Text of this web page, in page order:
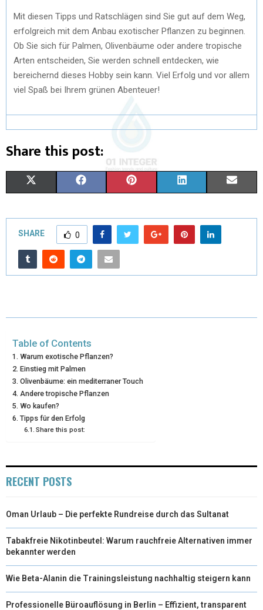
Mit diesen Tipps und Ratschlägen sind Sie gut auf dem Weg,
erfolgreich mit dem Anbau exotischer Pflanzen zu beginnen.
Ob Sie sich für Palmen, Olivenbäume oder andere tropische
Arten entscheiden, Sie werden schnell entdecken, wie
bereichernd dieses Hobby sein kann. Viel Erfolg und vor allem
viel Spaß bei Ihrem grünen Abenteuer!
Share this post:
I
)
C
E
B
N
T
N
K
SHARE 0
Table of Contents
Warum exotische Pflanzen?
Einstieg mit Palmen
Olivenbäume: ein mediterraner Touch
Andere tropische Pflanzen
Wo kaufen?
Tipps für den Erfolg
Share this post:
RECENT POSTS
Oman Urlaub – Die perfekte Rundreise durch das Sultanat
Tabakfreie Nikotinbeutel: Warum rauchfreie Alternativen immer
bekannter werden
Wie Beta-Alanin die Trainingsleistung nachhaltig steigern kann
Professionelle Büroauflösung in Berlin – Effizient, transparent